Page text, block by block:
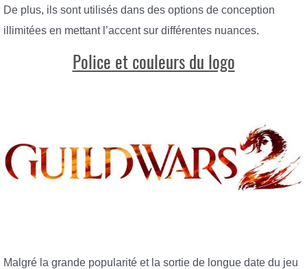
De plus, ils sont utilisés dans des options de conception
illimitées en mettant l’accent sur différentes nuances.
Police et couleurs du logo
Malgré la grande popularité et la sortie de longue date du jeu